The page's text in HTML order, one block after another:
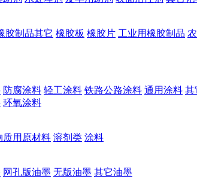
胶制品其它 橡胶板 橡胶片 工业用橡胶制品
防腐涂料 轻工涂料 铁路公路涂料 通用涂料 其
环氧涂料
质用原材料 溶剂类 涂料
网孔版油墨 无版油墨 其它油墨